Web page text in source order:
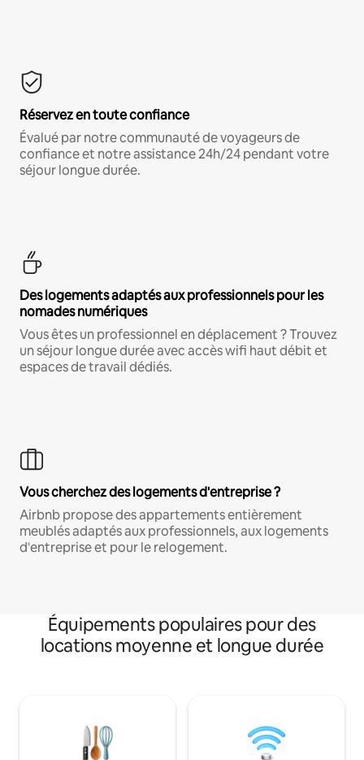
Réservez en toute confiance
Évalué par notre communauté de voyageurs de
confiance et notre assistance 24h/24 pendant votre
séjour longue durée.
Des logements adaptés aux professionnels pour les
nomades numériques
Vous êtes un professionnel en déplacement ? Trouvez
un séjour longue durée avec accès wifi haut débit et
espaces de travail dédiés.
Vous cherchez des logements d'entreprise ?
Airbnb propose des appartements entièrement
meublés adaptés aux professionnels, aux logements
d'entreprise et pour le relogement.
Équipements populaires pour des
locations moyenne et longue durée